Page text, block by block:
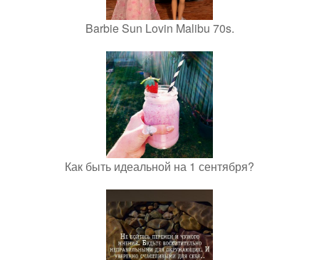
Barbie Sun Lovin Malibu 70s.
Как быть идеальной на 1 сентября?